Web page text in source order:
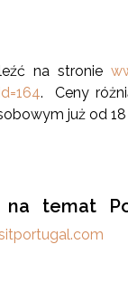
na stronie
. Ceny
już od
temat